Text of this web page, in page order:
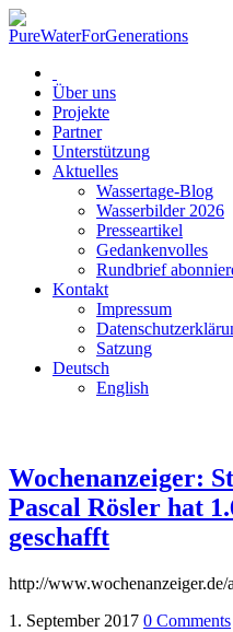
Über uns
Projekte
Partner
Unterstützung
Aktuelles
Wassertage-Blog
Wasserbilder 2026
Presseartikel
Gedankenvolles
Rundbrief
Kontakt
Impressum
Satzung
Deutsch
English
Wochenanzeiger:
Pascal Rösler hat
geschafft
http://
1. September 2017 0 Comments